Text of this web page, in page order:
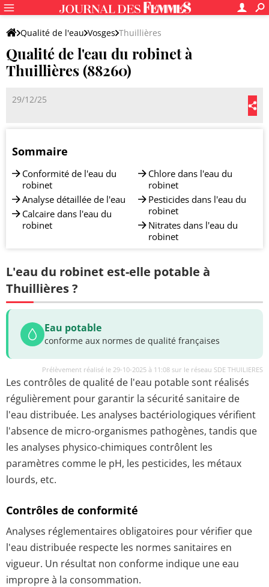
Qualité de l'eau Vosges Thuillières
Qualité de l'eau du robinet à
Thuillières (88260)
29/12/25
Sommaire
Conformité de l'eau du
robinet
Analyse détaillée de l'eau
Calcaire dans l'eau du
robinet
Chlore dans l'eau du
robinet
Pesticides dans l'eau du
robinet
Nitrates dans l'eau du
robinet
L'eau du robinet est-elle potable à
Thuillières ?
Eau potable
conforme aux normes de qualité françaises
Prélèvement réalisé le 29-10-2025 à 11:08 sur le réseau SDE THUILIERES
Les contrôles de qualité de l'eau potable sont réalisés
régulièrement pour garantir la sécurité sanitaire de
l'eau distribuée. Les analyses bactériologiques vérifient
l'absence de micro-organismes pathogènes, tandis que
les analyses physico-chimiques contrôlent les
paramètres comme le pH, les pesticides, les métaux
lourds, etc.
Contrôles de conformité
Analyses réglementaires obligatoires pour vérifier que
l'eau distribuée respecte les normes sanitaires en
vigueur. Un résultat non conforme indique une eau
impropre à la consommation.